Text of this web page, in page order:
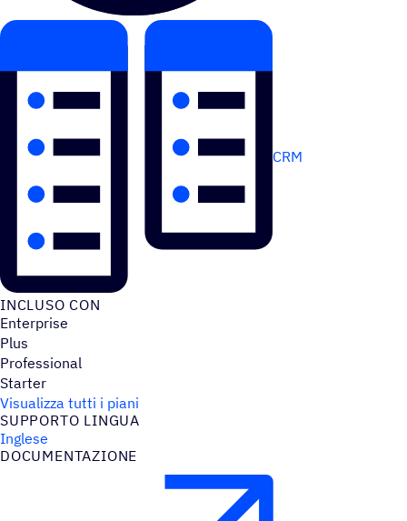
CRM
INCLUSO CON
Enterprise
Plus
Professional
Starter
Visualizza tutti i piani
SUPPORTO LINGUA
Inglese
DOCU­MEN­TA­ZIONE